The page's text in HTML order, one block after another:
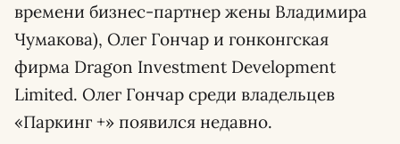
времени бизнес-партнер жены Владимира
Чумакова), Олег Гончар и гонконгская
фирма Dragon Investment Development
Limited. Олег Гончар среди владельцев
«Паркинг +» появился недавно.